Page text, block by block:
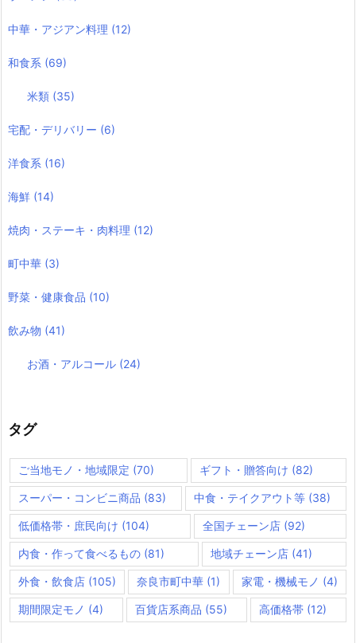
中華・アジアン料理 (12)
和食系 (69)
米類 (35)
宅配・デリバリー (6)
洋食系 (16)
海鮮 (14)
焼肉・ステーキ・肉料理 (12)
町中華 (3)
野菜・健康食品 (10)
飲み物 (41)
お酒・アルコール (24)
タグ
ご当地モノ・地域限定 (70) ギフト・贈答向け (82)
スーパー・コンビニ商品 (83) 中食・テイクアウト等 (38)
低価格帯・庶民向け (104) 全国チェーン店 (92)
内食・作って食べるもの (81) 地域チェーン店 (41)
外食・飲食店 (105) 奈良市町中華 (1) 家電・機械モノ (4)
期間限定モノ (4) 百貨店系商品 (55) 高価格帯 (12)